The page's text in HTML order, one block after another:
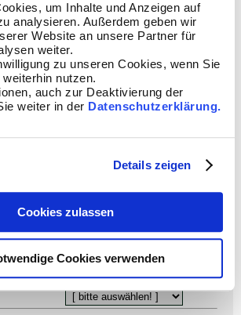
um Inhalte und Anzeigen auf
analysieren. Außerdem geben wir
Website an unsere Partner für
weiter.
zu unseren Cookies, wenn Sie
nutzen.
auch zur Deaktivierung der
weiter in der Datenschutzerklärung.
Details zeigen
Cookies zulassen
Cookies verwenden
Gegenstrom
Gleichstrom
Außenrohr
soll berechnet werden
ist bekannt
Mediumparameter
werden = bei einem Kreislauf 3
Volumenstrom
Temperatur Austritt
Volumenstrom
Temperatur Eintritt
Temperatur Austritt